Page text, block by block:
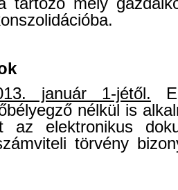
január 1-jétől.
nélkül is
az elektronikus
törvény